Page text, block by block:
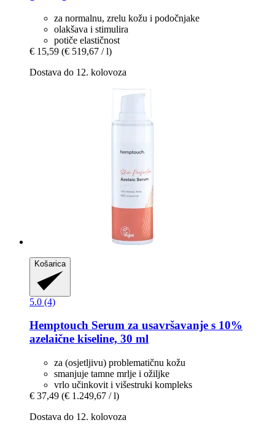
za normalnu, zrelu kožu i podočnjake
olakšava i stimulira
potiče elastičnost
€ 15,59 (€ 519,67 / l)
Dostava do 12. kolovoza
Košarica
5.0 (4)
Hemptouch Serum za usavršavanje s 10%
azelaične kiseline, 30 ml
za (osjetljivu) problematičnu kožu
smanjuje tamne mrlje i ožiljke
vrlo učinkovit i višestruki kompleks
€ 37,49 (€ 1.249,67 / l)
Dostava do 12. kolovoza